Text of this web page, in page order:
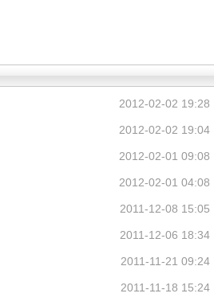
2012-02-02 19:28
2012-02-02 19:04
2012-02-01 09:08
2012-02-01 04:08
2011-12-08 15:05
2011-12-06 18:34
2011-11-21 09:24
2011-11-18 15:24